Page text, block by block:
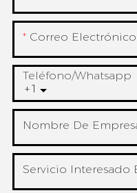
Correo Electrónico
+1
Teléfono/whatsapp
Nombre De
Servicio Interesado